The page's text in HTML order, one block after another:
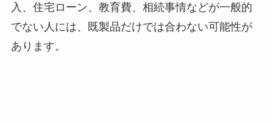
入、住宅ローン、教育費、相続事情などが一般的
でない人には、既製品だけでは合わない可能性が
あります。